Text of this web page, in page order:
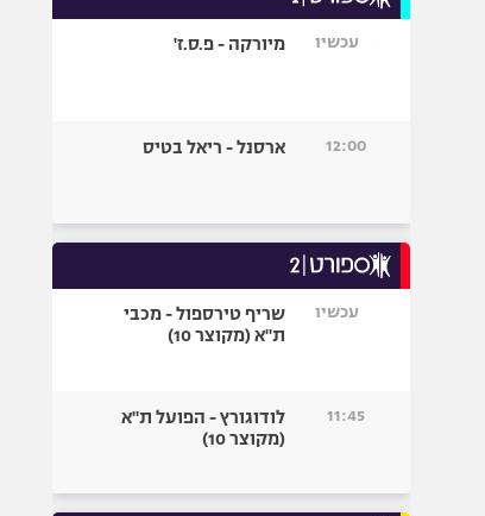
עכשיו מיורקה - פ.ס.ז'
12:00 ארסנל - ריאל בטיס
עכשיו
שריף טירספול - מכבי
ת"א (מקוצר 10)
11:45
לודוגורץ - הפועל ת"א
(מקוצר 10)